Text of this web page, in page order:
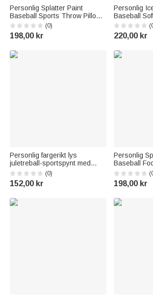
Personlig Splatter Paint
Baseball Sports Throw Pillow
Cover Home Decor Bursdag
Game Day Gave til barn Ball
Lovers
(0)
198,00 kr
Personlig
Baseball
med navn
220,00 kr
Personlig fargerikt lys
juletreball-sportspynt med
navn og nummer Hjem tre
dekorasjon julegave til venner
sportselskere
(0)
152,00 kr
Personlig
Baseball
Cover med
Julegave til
198,00 kr